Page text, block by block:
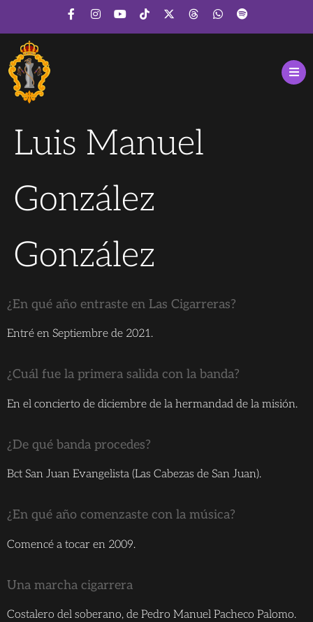
Luis Manuel
González
González
¿En qué año entraste en Las Cigarreras?
Entré en Septiembre de 2021.
¿Cuál fue la primera salida con la banda?
En el concierto de diciembre de la hermandad de la misión.
¿De qué banda procedes?
Bct San Juan Evangelista (Las Cabezas de San Juan).
¿En qué año comenzaste con la música?
Comencé a tocar en 2009.
Una marcha cigarrera
Costalero del soberano, de Pedro Manuel Pacheco Palomo.